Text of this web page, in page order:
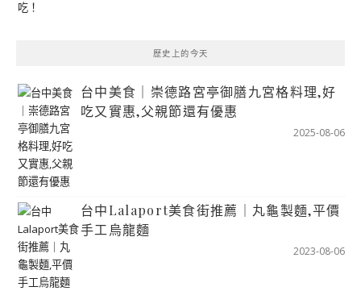
歷史上的今天
台中美食｜崇德路宮亭御膳九宮格料理,好
吃又實惠,父親節還有優惠
2025-08-06
台中Lalaport美食街推薦｜丸龜製麵,平價
手工烏龍麵
2023-08-06